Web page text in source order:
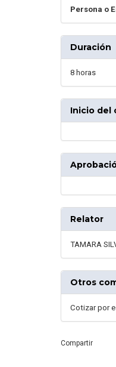
Persona o
Duración
8 horas
Inicio del
Relator
TAMARA
Otros
Cotizar por
Compartir